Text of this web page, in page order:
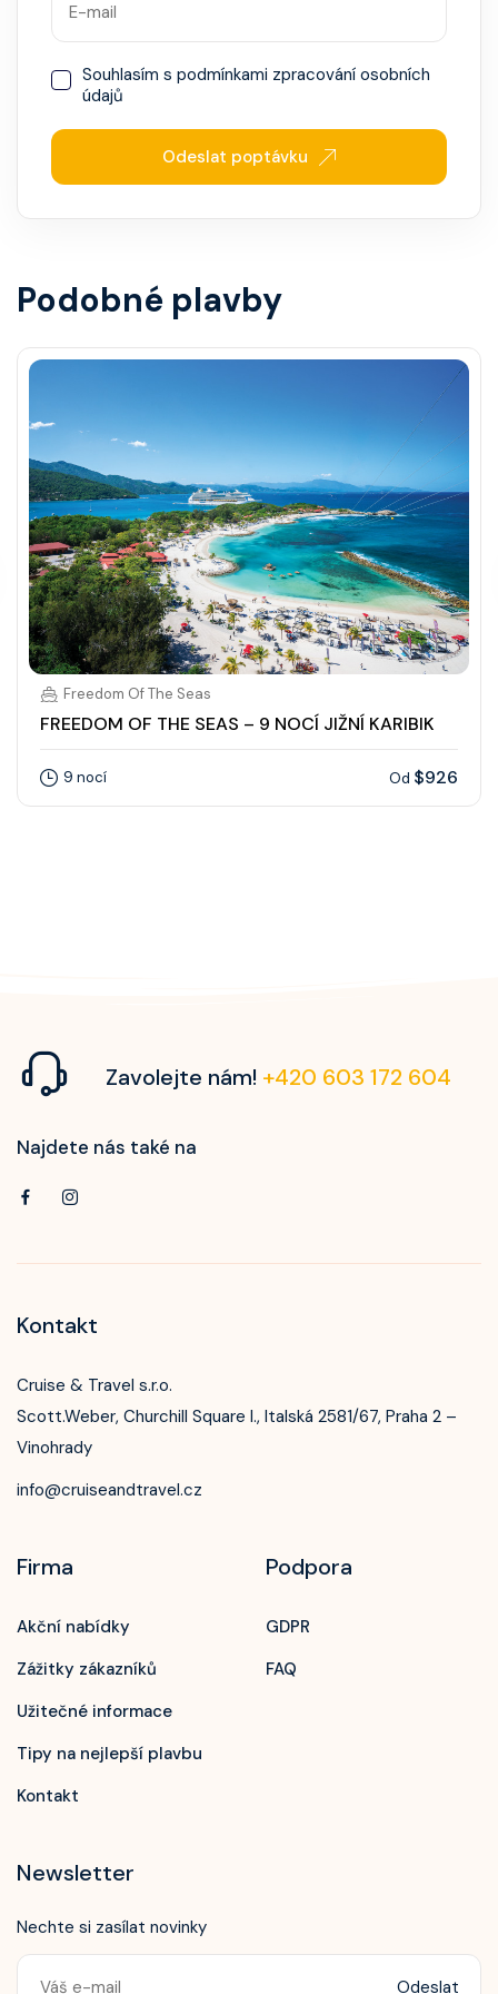
Souhlasím s podmínkami zpracování osobních
údajů
Odeslat poptávku
Podobné plavby
Freedom Of The Seas
FREEDOM OF THE SEAS – 9 NOCÍ JIŽNÍ KARIBIK
9 nocí Od $926
Zavolejte nám! +420 603 172 604
Najdete nás také na
Kontakt
Cruise & Travel s.r.o.
Scott.Weber, Churchill Square I., Italská 2581/67, Praha 2 –
Vinohrady
info@cruiseandtravel.cz
Firma
Akční nabídky
Zážitky zákazníků
Užitečné informace
Tipy na nejlepší plavbu
Kontakt
Podpora
GDPR
FAQ
Newsletter
Nechte si zasílat novinky
Odeslat